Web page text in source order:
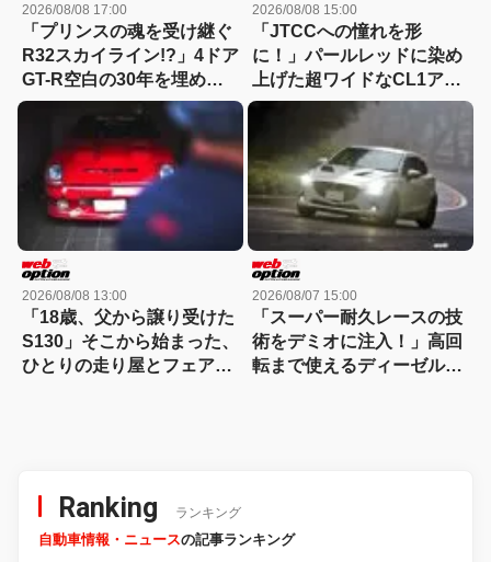
2026/08/08 17:00
「プリンスの魂を受け継ぐ
R32スカイライン!?」4ドア
GT-R空白の30年を埋めた
『GTB-4』という存在
2026/08/08 15:00
「JTCCへの憧れを形
に！」パールレッドに染め
上げた超ワイドなCL1アコ
ードユーロRの美学
2026/08/08 13:00
「18歳、父から譲り受けた
S130」そこから始まった、
ひとりの走り屋とフェアレ
2026/08/07 15:00
「スーパー耐久レースの技
術をデミオに注入！」高回
転まで使えるディーゼルタ
Ranking ランキング
自動車情報・ニュースの記事ランキング